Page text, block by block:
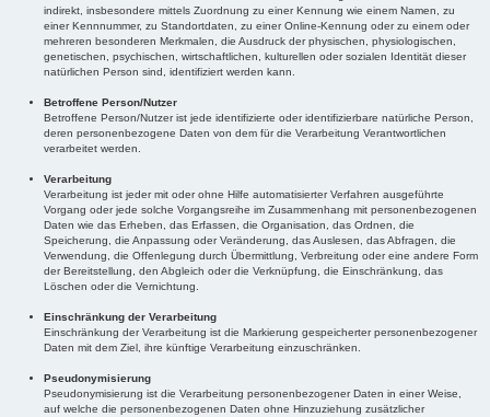
indirekt, insbesondere mittels Zuordnung zu einer Kennung wie einem Namen, zu
einer Kennnummer, zu Standortdaten, zu einer Online-Kennung oder zu einem oder
mehreren besonderen Merkmalen, die Ausdruck der physischen, physiologischen,
genetischen, psychischen, wirtschaftlichen, kulturellen oder sozialen Identität dieser
natürlichen Person sind, identifiziert werden kann.
Betroffene Person/Nutzer
Betroffene Person/Nutzer ist jede identifizierte oder identifizierbare natürliche Person,
deren personenbezogene Daten von dem für die Verarbeitung Verantwortlichen
verarbeitet werden.
Verarbeitung
Verarbeitung ist jeder mit oder ohne Hilfe automatisierter Verfahren ausgeführte
Vorgang oder jede solche Vorgangsreihe im Zusammenhang mit personenbezogenen
Daten wie das Erheben, das Erfassen, die Organisation, das Ordnen, die
Speicherung, die Anpassung oder Veränderung, das Auslesen, das Abfragen, die
Verwendung, die Offenlegung durch Übermittlung, Verbreitung oder eine andere Form
der Bereitstellung, den Abgleich oder die Verknüpfung, die Einschränkung, das
Löschen oder die Vernichtung.
Einschränkung der Verarbeitung
Einschränkung der Verarbeitung ist die Markierung gespeicherter personenbezogener
Daten mit dem Ziel, ihre künftige Verarbeitung einzuschränken.
Pseudonymisierung
Pseudonymisierung ist die Verarbeitung personenbezogener Daten in einer Weise,
auf welche die personenbezogenen Daten ohne Hinzuziehung zusätzlicher